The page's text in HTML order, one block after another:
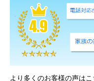
より多くのお客様の声は